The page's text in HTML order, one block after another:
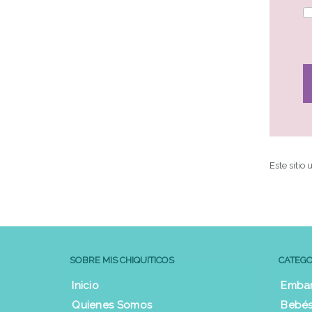
Este sitio
SOBRE MIS CHIQUITICOS
Inicio
Quienes Somos